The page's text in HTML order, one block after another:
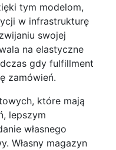
tym modelom,
w infrastrukturę
swojej
na elastyczne
gdy fulfillment
zamówień.
które mają
lepszym
własnego
Własny magazyn